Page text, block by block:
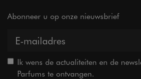
Abonneer u op onze nieuwsbrief
Ik wens de actualiteiten en de
Parfums te ontvangen.